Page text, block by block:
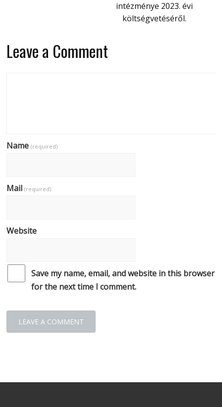
intézménye 2023. évi
költségvetéséről.
Leave a Comment
Name(required)
Mail(required)
Website
Save my name, email, and website in this browser
for the next time I comment.